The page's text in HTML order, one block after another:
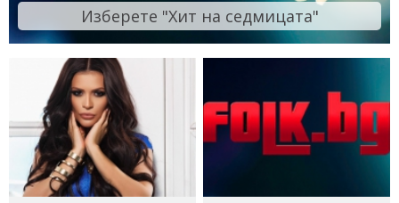
Изберете "Хит на седмицата"